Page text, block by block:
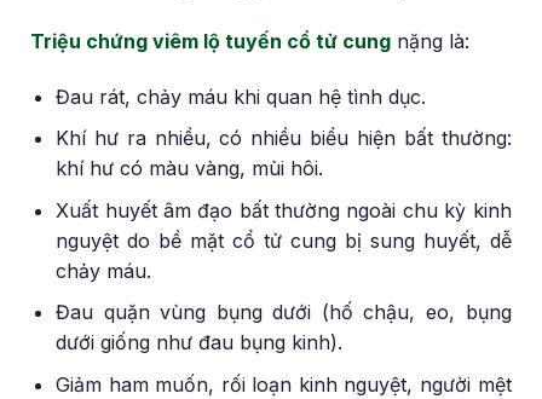
Triệu chứng viêm lộ tuyến cổ tử cung nặng là:
Đau rát, chảy máu khi quan hệ tình dục.
Khí hư ra nhiều, có nhiều biểu hiện bất thường:
khí hư có màu vàng, mùi hôi.
Xuất huyết âm đạo bất thường ngoài chu kỳ kinh
nguyệt do bề mặt cổ tử cung bị sung huyết, dễ
chảy máu.
Đau quặn vùng bụng dưới (hố chậu, eo, bụng
dưới giống như đau bụng kinh).
Giảm ham muốn, rối loạn kinh nguyệt, người mệt